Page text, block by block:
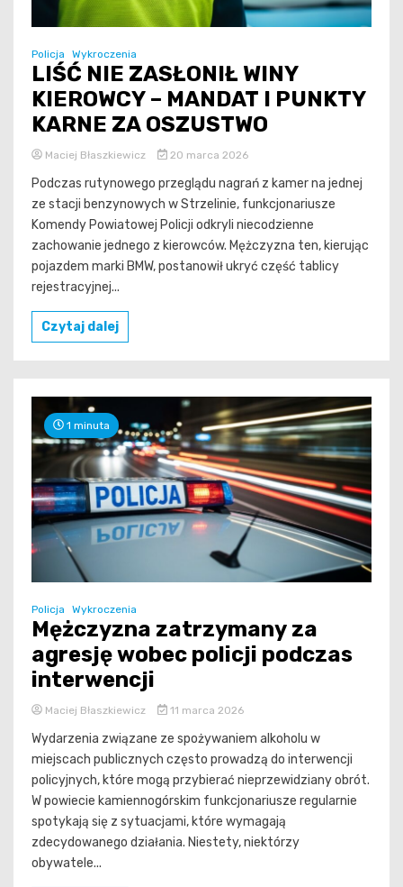
Policja Wykroczenia
LIŚĆ NIE ZASŁONIŁ WINY
KIEROWCY – MANDAT I PUNKTY
KARNE ZA OSZUSTWO
Maciej Błaszkiewicz 20 marca 2026
Podczas rutynowego przeglądu nagrań z kamer na jednej
ze stacji benzynowych w Strzelinie, funkcjonariusze
Komendy Powiatowej Policji odkryli niecodzienne
zachowanie jednego z kierowców. Mężczyzna ten, kierując
pojazdem marki BMW, postanowił ukryć część tablicy
rejestracyjnej...
Czytaj dalej
1 minuta
Policja Wykroczenia
Mężczyzna zatrzymany za
agresję wobec policji podczas
interwencji
Maciej Błaszkiewicz 11 marca 2026
Wydarzenia związane ze spożywaniem alkoholu w
miejscach publicznych często prowadzą do interwencji
policyjnych, które mogą przybierać nieprzewidziany obrót.
W powiecie kamiennogórskim funkcjonariusze regularnie
spotykają się z sytuacjami, które wymagają
zdecydowanego działania. Niestety, niektórzy
obywatele...